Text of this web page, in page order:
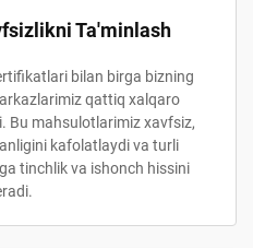
Ta'minlash
bilan birga bizning
qattiq xalqaro
Bu mahsulotlarimiz xavfsiz,
kafolatlaydi va turli
tinchlik va ishonch hissini